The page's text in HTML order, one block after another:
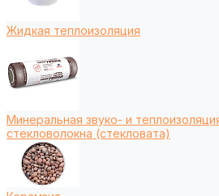
Жидкая теплоизоляция
Минеральная звуко- и
стекловолокна (стекловата)